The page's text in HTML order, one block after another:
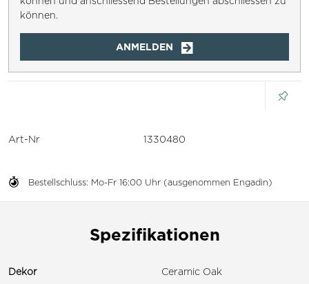
können.
ANMELDEN
Bestellschluss: Mo-Fr 16:00 Uhr (ausgenommen Engadin)
Art-Nr 1330480
Spezifikationen
Dekor Ceramic Oak